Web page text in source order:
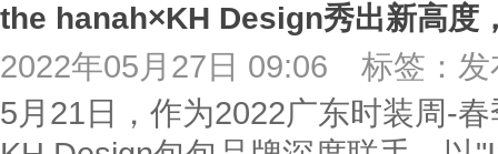
the hanah×KH Design秀出新高度
2022年05月27日 09:06
标签：
5月21日，作为2022广东时装周-